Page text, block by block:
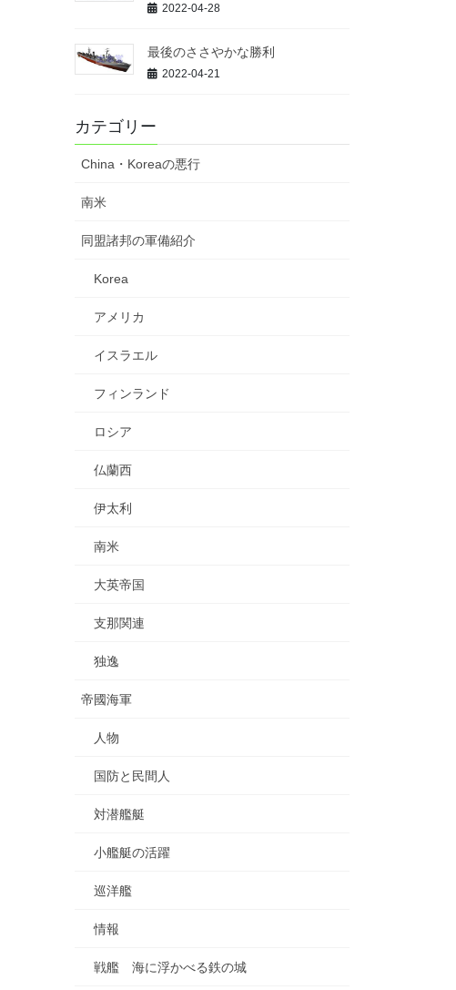
2022-04-28
最後のささやかな勝利
2022-04-21
カテゴリー
China・Koreaの悪行
南米
同盟諸邦の軍備紹介
Korea
アメリカ
イスラエル
フィンランド
ロシア
仏蘭西
伊太利
南米
大英帝国
支那関連
独逸
帝國海軍
人物
国防と民間人
対潜艦艇
小艦艇の活躍
巡洋艦
情報
戦艦 海に浮かべる鉄の城